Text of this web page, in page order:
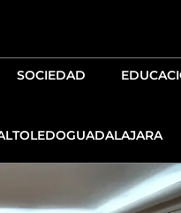
SOCIEDAD
TOLEDOGUADALAJARA